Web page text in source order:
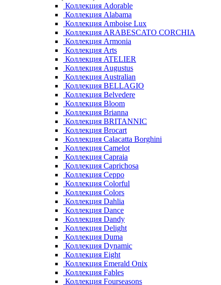
Коллекция Adorable
Коллекция Alabama
Коллекция Amboise Lux
Коллекция ARABESCATO CORCHIA
Коллекция Armonia
Коллекция Arts
Коллекция ATELIER
Коллекция Augustus
Коллекция Australian
Коллекция BELLAGIO
Коллекция Belvedere
Коллекция Bloom
Коллекция Brianna
Коллекция BRITANNIC
Коллекция Brocart
Коллекция Calacatta Borghini
Коллекция Camelot
Коллекция Capraia
Коллекция Caprichosa
Коллекция Ceppo
Коллекция Colorful
Коллекция Colors
Коллекция Dahlia
Коллекция Dance
Коллекция Dandy
Коллекция Delight
Коллекция Duma
Коллекция Dynamic
Коллекция Eight
Коллекция Emerald Onix
Коллекция Fables
Коллекция Fourseasons